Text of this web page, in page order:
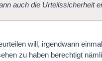
auch die Urteilssicherheit
will, irgendwann
zu haben berechtigt